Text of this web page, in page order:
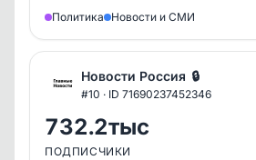
Политика
Новости и СМИ
Новости Россия 🔒
#10 · ID 71690237452346
732.2тыс
ПОДПИСЧИКИ